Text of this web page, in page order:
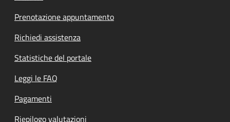
Prenotazione appuntamento
Richiedi assistenza
Statistiche del portale
Leggi le FAQ
Pagamenti
Riepilogo valutazioni